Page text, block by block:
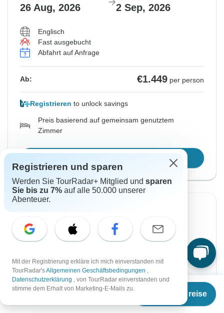
Ab€1.399
Termine & Preise
26 Aug, 2026 2 Sep, 2026
Englisch
Fast ausgebucht
Abfahrt auf Anfrage
Ab: €1.449 per person
Registrieren to unlock savings
Preis basierend auf gemeinsam genutztem
Zimmer
27 Aug, 2026 3 Sep, 2026
Abfahrt auf Anfrage
per person
Registrieren und sparen
Werden Sie TourRadar+ Mitglied und sparen
Sie bis zu 7% auf alle 50.000 unserer
Abenteuer.
Mit der Registrierung erkläre ich mich einverstanden mit
TourRadar'sAllgemeinen Geschäftsbedingungen ,
Datenschutzerklärung , von TourRadar einverstanden und
stimme dem Erhalt von Marketing-E-Mails zu.